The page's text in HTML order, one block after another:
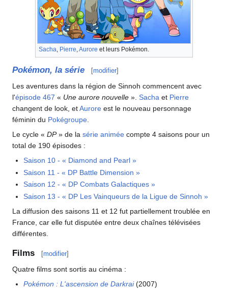
Sacha, Pierre,Aurore et leurs Pokémon.
Pokémon, la série [modifier]
Les aventures dans la région de Sinnoh commencent avec
l'épisode 467 « Une aurore nouvelle ». Sacha et Pierre
changent de look, etAurore est le nouveau personnage
féminin du Pokégroupe.
Le cycle « DP » de la série animée compte 4 saisons pour un
total de 190 épisodes :
Saison 10 - « Diamond and Pearl »
Saison 11 - « DP Battle Dimension »
Saison 12 - « DP Combats Galactiques »
Saison 13 - « DP Les Vainqueurs de la Ligue de Sinnoh »
La diffusion des saisons 11 et 12 fut partiellement troublée en
France, car elle fut disputée entre deux chaînes télévisées
différentes.
Films [modifier]
Quatre films sont sortis au cinéma :
Pokémon : L'ascension de Darkrai(2007)